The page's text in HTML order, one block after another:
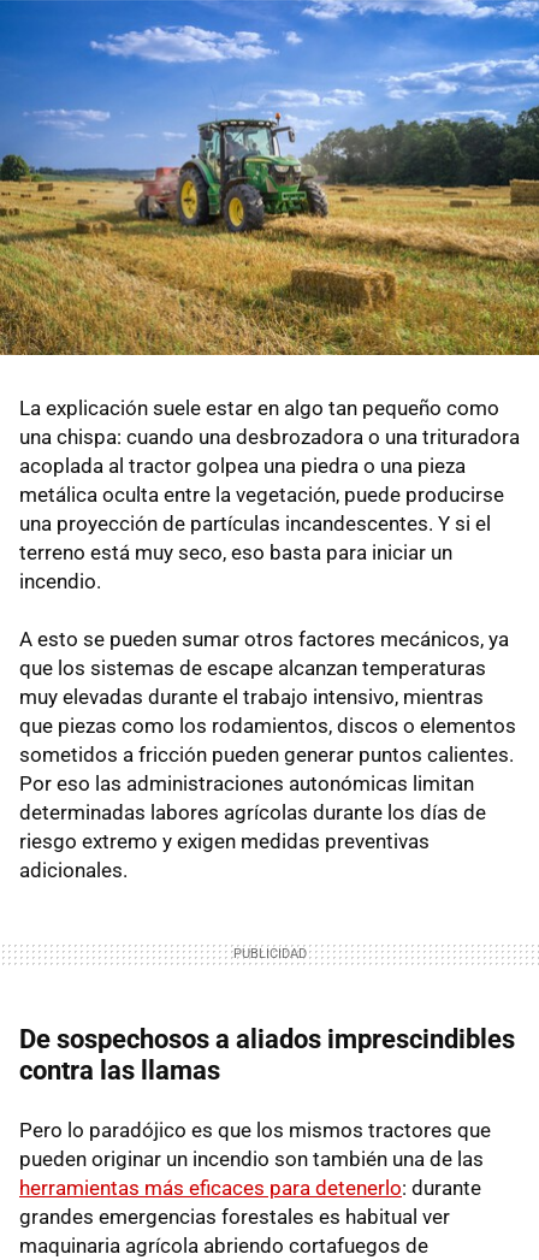
La explicación suele estar en algo tan pequeño como
una chispa: cuando una desbrozadora o una trituradora
acoplada al tractor golpea una piedra o una pieza
metálica oculta entre la vegetación, puede producirse
una proyección de partículas incandescentes. Y si el
terreno está muy seco, eso basta para iniciar un
incendio.
A esto se pueden sumar otros factores mecánicos, ya
que los sistemas de escape alcanzan temperaturas
muy elevadas durante el trabajo intensivo, mientras
que piezas como los rodamientos, discos o elementos
sometidos a fricción pueden generar puntos calientes.
Por eso las administraciones autonómicas limitan
determinadas labores agrícolas durante los días de
riesgo extremo y exigen medidas preventivas
adicionales.
De sospechosos a aliados imprescindibles
contra las llamas
Pero lo paradójico es que los mismos tractores que
pueden originar un incendio son también una de las
herramientas más eficaces para detenerlo: durante
grandes emergencias forestales es habitual ver
maquinaria agrícola abriendo cortafuegos de